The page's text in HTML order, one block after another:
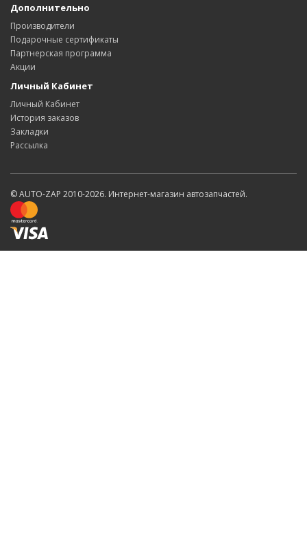
Дополнительно
Производители
Подарочные сертификаты
Партнерская программа
Акции
Личный Кабинет
Личный Кабинет
История заказов
Закладки
Рассылка
© AUTO-ZAP 2010-2026. Интернет-магазин автозапчастей.